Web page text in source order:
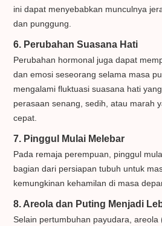
ini dapat menyebabkan munculnya
dan punggung.
6. Perubahan Suasana Hati
Perubahan hormonal juga dapat
dan emosi seseorang selama masa
mengalami fluktuasi suasana hati
perasaan senang, sedih, atau marah
cepat.
7. Pinggul Mulai Melebar
Pada remaja perempuan, pinggul
bagian dari persiapan tubuh untuk
kemungkinan kehamilan di masa
8. Areola dan Puting Menjadi
Selain pertumbuhan payudara, areola